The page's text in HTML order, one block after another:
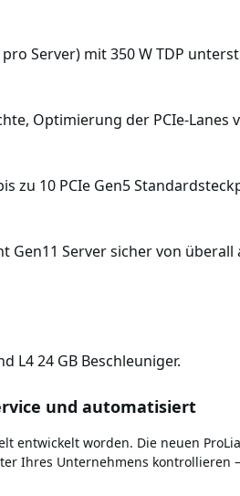
Server) mit 350 W TDP
Optimierung der PCIe-Lanes
zu 10 PCIe Gen5
Gen11 Server sicher von überall
L4 24 GB Beschleuniger.
und automatisiert
entwickelt worden. Die neuen
Ihres Unternehmens kontrollieren